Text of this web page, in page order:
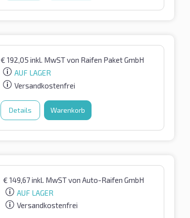
€ 192,05 inkl. MwSTvon Raifen Paket GmbH
AUF LAGER
Versandkostenfrei
Details Warenkorb
€ 149,67inkl. MwSTvon Auto-Raifen GmbH
AUF LAGER
Versandkostenfrei